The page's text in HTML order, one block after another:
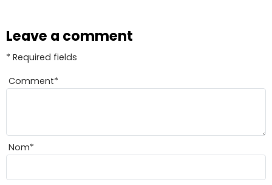
Leave a comment
* Required fields
Comment*
Nom*